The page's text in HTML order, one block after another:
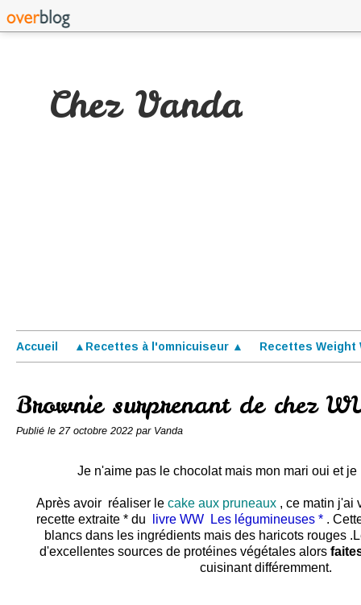
Chez Vanda
Accueil ▲Recettes à l'omnicuiseur ▲ Recettes Weight
Brownie surprenant de chez
Publié le 27 octobre 2022 par Vanda
Je n'aime pas le chocolat mais mon mari oui et
Après avoir réaliser le cake aux pruneaux , ce matin j'ai
recette extraite * du livre WW Les légumineuses * .
blancs dans les ingrédients mais des haricots rouges
d'excellentes sources de protéines végétales alors
cuisinant différemment.